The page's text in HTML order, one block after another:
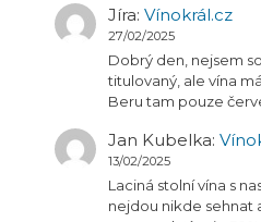
Jíra: Vínokrál.cz
27/02/2025
Dobrý den, nejsem
titulovaný, ale vína
Beru tam pouze
Jan Kubelka:
13/02/2025
Laciná stolní vína s
nejdou nikde sehnat